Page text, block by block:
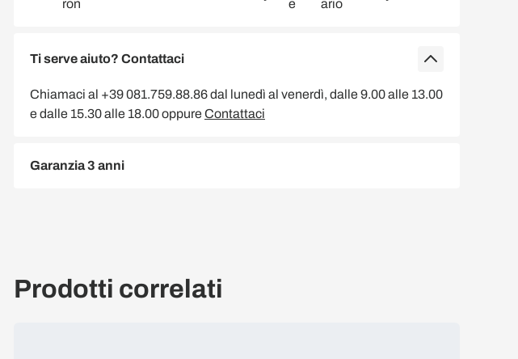
Ti serve aiuto? Contattaci
Chiamaci al +39 081.759.88.86 dal lunedì al venerdì, dalle 9.00 alle 13.00
e dalle 15.30 alle 18.00 oppureContattaci
Garanzia 3 anni
Prodotti correlati